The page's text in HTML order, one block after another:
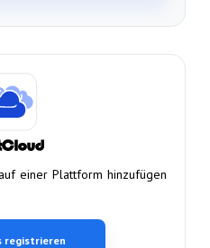
einer Plattform hinzufügen
registrieren